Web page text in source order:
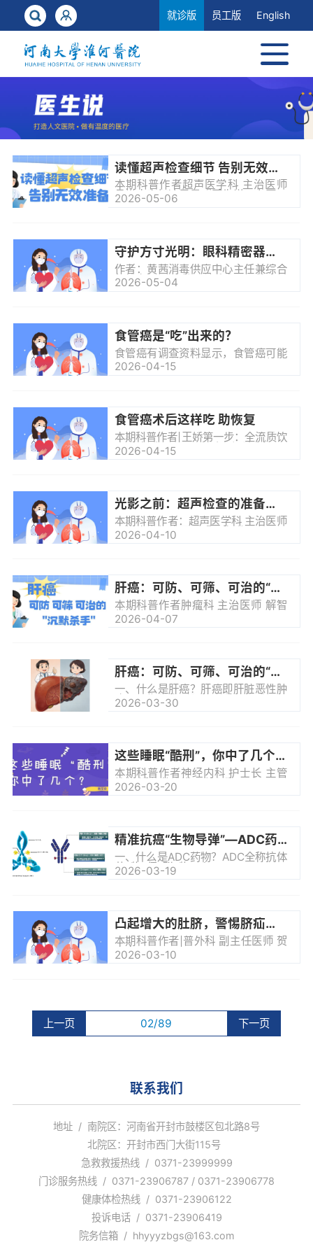
就诊版 员工版 English
读懂超声检查细节 告别无效准备
本期科普作者超声医学科 主治医师
吕悦大家好这里是『医生说』在医学
影像检查里超声绝对是“国民级”选手
人对超声检查前的准备都抱着“一知半
解”的态度其中“做超声必须空腹”更是
流传最广的误区其实并非所有超声检
查都需要空腹检查不同部位对应准备
要求也有很大差异而这些容易被忽略
2026-05-06
守护方寸光明：眼科精密器械的 “极致无菌之旅”
作者：黄茜消毒供应中心主任兼综合
部护士长Q1：做眼科手术，不就是靠
医生的精湛技术吗？器械消个毒，还
是，毫米级精密器械的无菌安全，才
是守护患者视力的隐形关键防线！眼
科器械可是医院里出了名的“精细娇贵
款”，跟普通外科的 “大老粗”器械完全
不是一个赛道，它的清洗灭菌标准，
2026-05-04
食管癌是“吃”出来的？
食管癌有调查资料显示，食管癌可能
是多种因素所致的疾病，食管癌的人
群分布与年龄、性别、职业、种族、
大量的亚硝酸盐，该类物质在进入人
体后很可能会转换成亚硝胺，而亚硝
胺是一种致癌性极强的物质。研究发
现，食道癌高发区人群的膳食、饮
水，甚至是患者的唾液中，所检测出
2026-04-15
食管癌术后这样吃 助恢复
本期科普作者|王娇第一步：全流质饮
食（术后1-2周）术后最初阶段，消
化道处于高度敏感状态，需要给予无
阶段难以通过普通食物满足全部的营
养需求，患者可以在医生的指导下使
用医用全营养配方食品。也可考虑添
加蛋白粉（需完全溶解），但应避免
含乳糖的产品以防腹胀。注意事项：
2026-04-15
光影之前：超声检查的准备美学
本期科普作者：超声医学科 主治医师
吕悦大家好这里是『医生说』在医学
影像检查里超声绝对是“国民级”选手
对超声检查前的准备都抱着“一知半
解”的态度其中“做超声必须空腹”更是
流传最广的误区其实并非所有超声检
查都需要空腹，不同部位的检查，准
备要求差异很大。而这些容易被忽略
2026-04-10
肝癌：可防、可筛、可治的“沉默杀手”
本期科普作者肿瘤科 主治医师 解智
慧大家好这里是『医生说』“胃是喇
叭，肝是哑巴”很多人不知道这个默默
康的“隐形杀手”什么是肝癌哪些人是
高危人群如何早发现、早预防、科学
治疗今天我们就来深度了解一下肝癌
守护自己和家人的“小心肝”什么是肝
癌？01肝癌即肝脏恶性肿瘤，是指发
2026-04-07
肝癌：可防、可筛、可治的“沉默杀手”如何应对
一、什么是肝癌？肝癌即肝脏恶性肿
瘤，是指发生于肝脏实质细胞或胆管
上皮细胞的恶性增殖性疾病。所谓“胃
功能，包括帮助消化食物、储存能量
和去除体内毒素。随着人们生活方式
的改变和饮食结构的变化，肝癌的发
病率逐年上升，成为严重威胁身体健
康的疾病之一。二、肝癌的病因？肝
2026-03-30
这些睡眠“酷刑”，你中了几个？
本期科普作者神经内科 护士长 主管
护师 浮荣莉谁懂啊家人们！明明累到
眼皮直打架，一沾床大脑直接开启狂
还累头晕脑胀、四肢像灌了铅白天全
靠咖啡奶茶强行续命注意力飘到外太
空脾气一点就炸脱发、爆痘、免疫力
崩盘……如果你全中恭喜你喜提“睡眠
特困生”认证 你的睡眠，到底“病”在
2026-03-20
精准抗癌“生物导弹”—ADC药物
一、什么是ADC药物？ADC全称抗体
药物偶联物（Antibody-Drug
Conjugate），是一类通过特定的连
性最大、发展最快的新型精准抗肿瘤
药物。它由三部分组成：1.单克隆抗
体（精准导航）：专门识别并结合癌
细胞表面的特定蛋白（靶点）2.小分
子细胞毒性药物（强效弹头）：杀伤
2026-03-19
凸起增大的肚脐，警惕脐疝发生
本期科普作者|普外科 副主任医师 贺
志宽
2026-03-10
上一页 02/89 下一页
联系我们
地址 / 南院区：河南省开封市鼓楼区包北路8号
北院区：开封市西门大街115号
急救救援热线 / 0371-23999999
门诊服务热线 / 0371-23906787 / 0371-23906778
健康体检热线 / 0371-23906122
投诉电话 / 0371-23906419
院务信箱 / hhyyyzbgs@163.com